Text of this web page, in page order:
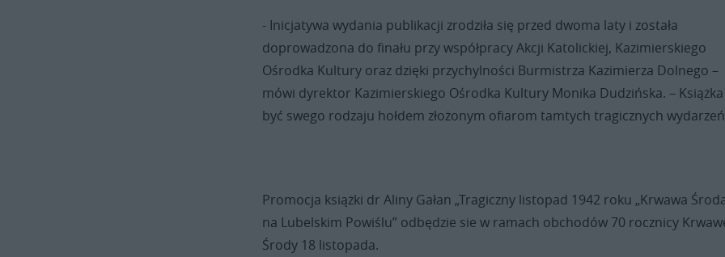
- Inicjatywa wydania publikacji zrodziła się przed dwoma laty i została
doprowadzona do finału przy współpracy Akcji Katolickiej, Kazimierskiego
Ośrodka Kultury oraz dzięki przychylności Burmistrza Kazimierza Dolnego –
mówi dyrektor Kazimierskiego Ośrodka Kultury Monika Dudzińska. –
być swego rodzaju hołdem złożonym ofiarom tamtych tragicznych
Promocja książki dr Aliny Gałan „Tragiczny listopad 1942 roku „Krwawa
na Lubelskim Powiślu” odbędzie sie w ramach obchodów 70 rocznicy
Środy 18 listopada.